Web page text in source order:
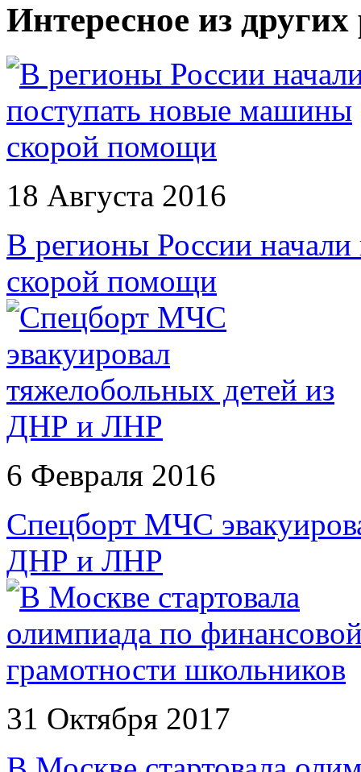
Интересное из
18 Августа 2016
В регионы России
скорой помощи
6 Февраля 2016
Спецборт МЧС
ДНР и ЛНР
31 Октября 2017